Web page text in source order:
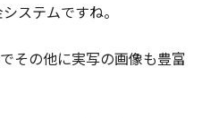
ステムですね。
その他に実写の画像も豊富